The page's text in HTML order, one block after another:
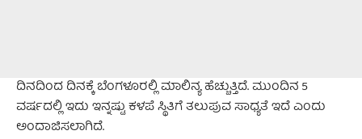
ದಿನದಿಂದ ದಿನಕ್ಕೆ ಬೆಂಗಳೂರಲ್ಲಿ ಮಾಲಿನ್ಯ ಹೆಚ್ಚುತ್ತಿದೆ. ಮುಂದಿನ 5
ವರ್ಷದಲ್ಲಿ ಇದು ಇನ್ನಷ್ಟು ಕಳಪೆ ಸ್ಥಿತಿಗೆ ತಲುಪುವ ಸಾಧ್ಯತೆ ಇದೆ ಎಂದು
ಅಂದಾಜಿಸಲಾಗಿದೆ.